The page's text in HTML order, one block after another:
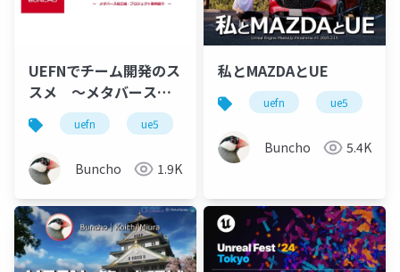
UEFNでチーム開発のス
スメ ～メタバース松
江城・プロジェクト事
例紹介～
uefn ue5
Buncho 1.9K
私とMAZDAとUE
uefn ue5
Buncho 5.4K